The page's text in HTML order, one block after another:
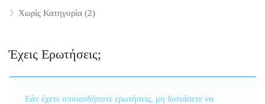
Χωρίς Κατηγορία (2)
Έχεις Ερωτήσεις;
Εάν έχετε οποιεσδήποτε ερωτήσεις, μη διστάσετε να